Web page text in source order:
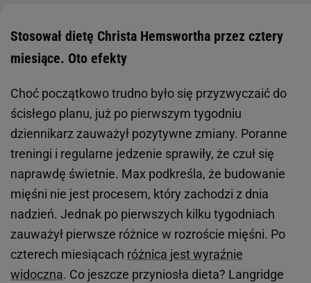
Stosował dietę Christa Hemswortha przez cztery
miesiące. Oto efekty
Choć początkowo trudno było się przyzwyczaić do
ścisłego planu, już po pierwszym tygodniu
dziennikarz zauważył pozytywne zmiany. Poranne
treningi i regularne jedzenie sprawiły, że czuł się
naprawdę świetnie. Max podkreśla, że budowanie
mięśni nie jest procesem, który zachodzi z dnia
nadzień. Jednak po pierwszych kilku tygodniach
zauważył pierwsze różnice w rozroście mięśni. Po
czterech miesiącach różnica jest wyraźnie
widoczna. Co jeszcze przyniosła dieta? Langridge